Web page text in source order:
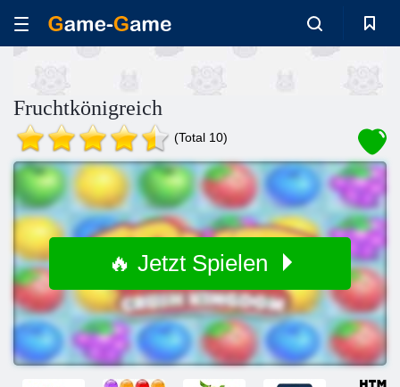
Fruchtkönigreich
(Total 10)
🔥 Jetzt Spielen